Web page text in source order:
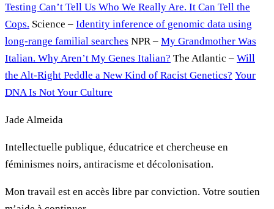
Testing Can’t Tell Us Who We Really Are. It Can Tell the
Cops. Science – Identity inference of genomic data using
long-range familial searches NPR – My Grandmother Was
Italian. Why Aren’t My Genes Italian? The Atlantic – Will
the Alt-Right Peddle a New Kind of Racist Genetics? Your
DNA Is Not Your Culture
Jade Almeida
Intellectuelle publique, éducatrice et chercheuse en
féminismes noirs, antiracisme et décolonisation.
Mon travail est en accès libre par conviction. Votre soutien